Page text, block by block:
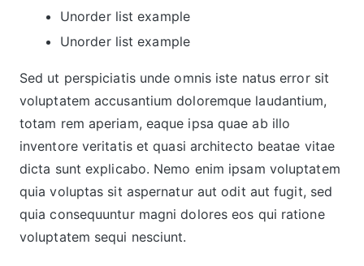
Unorder list example
Unorder list example
Sed ut perspiciatis unde omnis iste natus error sit
voluptatem accusantium doloremque laudantium,
totam rem aperiam, eaque ipsa quae ab illo
inventore veritatis et quasi architecto beatae vitae
dicta sunt explicabo. Nemo enim ipsam voluptatem
quia voluptas sit aspernatur aut odit aut fugit, sed
quia consequuntur magni dolores eos qui ratione
voluptatem sequi nesciunt.